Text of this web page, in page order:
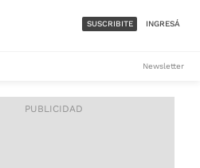
ACCESO FULL - $1.800/MES
SUSCRIBITE INGRESÁ
Newsletter